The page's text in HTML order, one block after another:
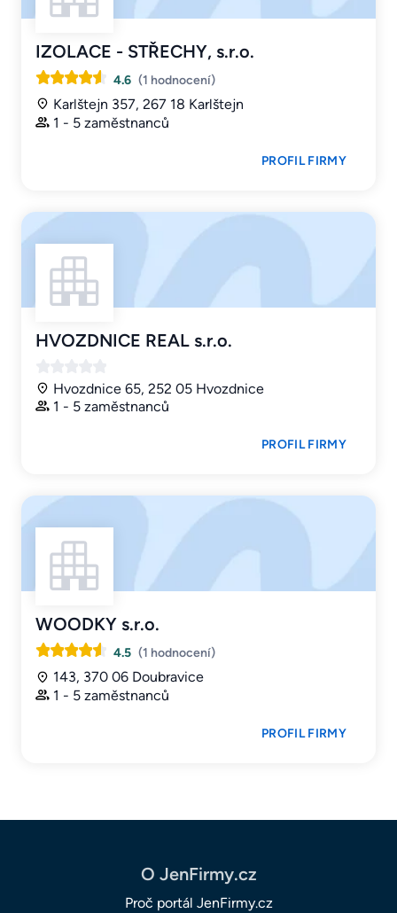
IZOLACE - STŘECHY, s.r.o.
4.6 (1 hodnocení)
Karlštejn 357, 267 18 Karlštejn
1 - 5 zaměstnanců
PROFIL FIRMY
HVOZDNICE REAL s.r.o.
Hvozdnice 65, 252 05 Hvozdnice
1 - 5 zaměstnanců
PROFIL FIRMY
WOODKY s.r.o.
4.5 (1 hodnocení)
143, 370 06 Doubravice
1 - 5 zaměstnanců
PROFIL FIRMY
O JenFirmy.cz
Proč portál JenFirmy.cz